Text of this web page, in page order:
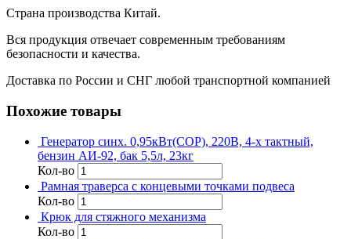
Страна производства Китай.
Вся продукция отвечает современным требованиям
безопасности и качества.
Доставка по России и СНГ любой транспортной компанией
Похожие товары
Генератор синх. 0,95кВт(COP), 220В, 4-х тактный,
бензин АИ-92, бак 5,5л, 23кг
Кол-во
Рамная траверса с концевыми точками подвеса
Кол-во
Крюк для стяжного механизма
Кол-во